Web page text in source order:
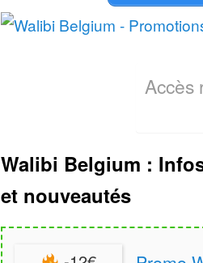
Walibi Belgium :
et nouveautés